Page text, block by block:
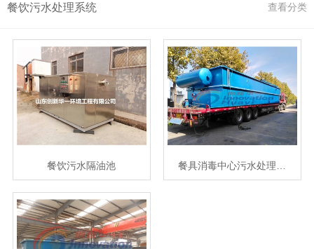
餐饮污水处理系统 查看分类
餐饮污水隔油池 餐具消毒中心污水处理…